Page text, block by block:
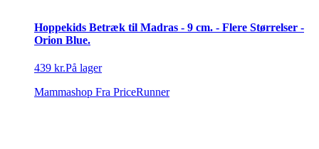
Hoppekids Betræk til Madras - 9 cm. - Flere Størrelser -
Orion Blue.
439 kr.På lager
Mammashop Fra PriceRunner